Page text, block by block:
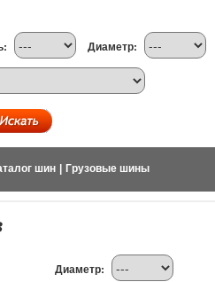
Диаметр:
шин Грузовые шины
Диаметр: